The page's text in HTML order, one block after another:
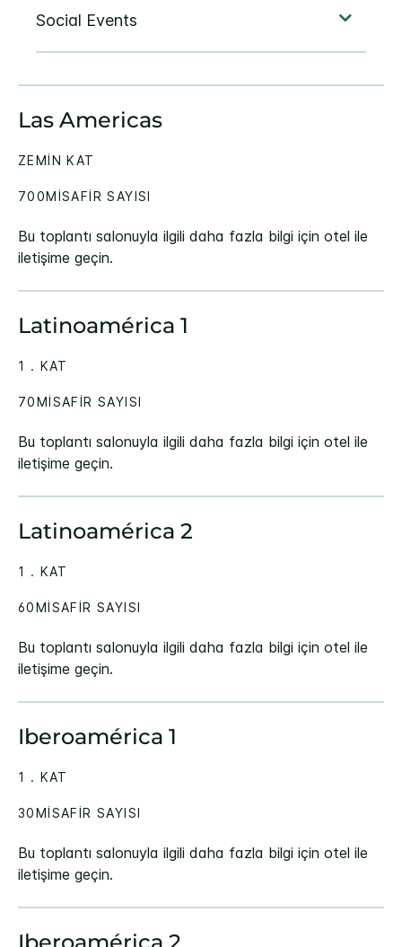
Las Americas
Bu toplantı salonuyla ilgili daha fazla bilgi için otel ile
iletişime geçin.
ZEMIN KAT
700MISAFIR SAYISI
Latinoamérica 1
Bu toplantı salonuyla ilgili daha fazla bilgi için otel ile
iletişime geçin.
1 . KAT
70MISAFIR SAYISI
Latinoamérica 2
Bu toplantı salonuyla ilgili daha fazla bilgi için otel ile
iletişime geçin.
1 . KAT
60MISAFIR SAYISI
Iberoamérica 1
Bu toplantı salonuyla ilgili daha fazla bilgi için otel ile
iletişime geçin.
1 . KAT
30MISAFIR SAYISI